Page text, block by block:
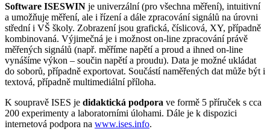
Software ISESWIN je univerzální (pro všechna měření), intuitivní
a umožňuje měření, ale i řízení a dále zpracování signálů na úrovni
střední i VŠ školy. Zobrazení jsou grafická, číslicová, XY, případně
kombinovaná. Výjimečná je i možnost on-line zpracování právě
měřených signálů (např. měříme napětí a proud a ihned on-line
vynášíme výkon – součin napětí a proudu). Data je možné ukládat
do soborů, případně exportovat. Součástí naměřených dat může být i
textová, případně multimediální příloha.
K soupravě ISES je didaktická podpora ve formě 5 příruček s cca
200 experimenty a laboratorními úlohami. Dále je k dispozici
internetová podpora na www.ises.info.